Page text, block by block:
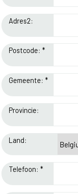
Adres2:
Postcode: *
Gemeente: *
Provincie:
Land:
Telefoon: *